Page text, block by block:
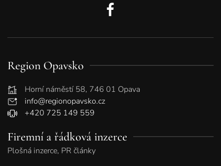
Region Opavsko
Horní náměstí 58, 746 01 Opava
info@regionopavsko.cz
+420 725 149 559
Firemní a řádková inzerce
Plošná inzerce, PR články